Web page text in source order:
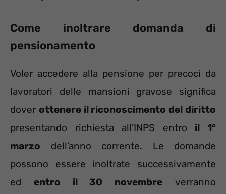
Come inoltrare domanda di
pensionamento
Voler accedere alla pensione per precoci da
lavoratori delle mansioni gravose significa
dover ottenere il riconoscimento del diritto
presentando richiesta all’INPS entro il 1°
marzo dell’anno corrente. Le domande
possono essere inoltrate successivamente
ed entro il 30 novembre verranno